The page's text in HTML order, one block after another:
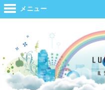
世界と大阪をつなぐジャンクション
メニュー